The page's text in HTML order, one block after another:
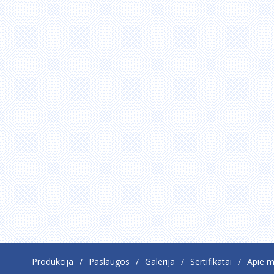
Produkcija Paslaugos Galerija Sertifikatai Apie